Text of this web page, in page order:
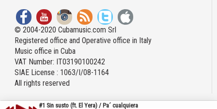
© 2004-2020 Cubamusic.com Srl
Registered office and Operative office in Italy
Music office in Cuba
VAT Number: IT03190100242
SIAE License : 1063/I/08-1164
All rights reserved
#1 Sin susto (ft. El Yera) / Pa´ cualquiera